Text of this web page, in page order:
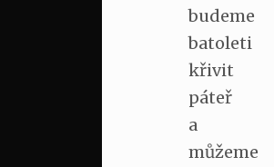
budeme
batoleti
křivit
páteř
a
můžeme